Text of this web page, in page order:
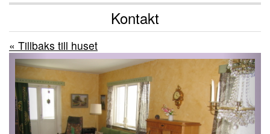
Kontakt
« Tillbaks till huset